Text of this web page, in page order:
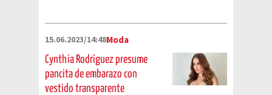
15.06.2023/14:48Moda
Cynthia Rodríguez presume
pancita de embarazo con
vestido transparente